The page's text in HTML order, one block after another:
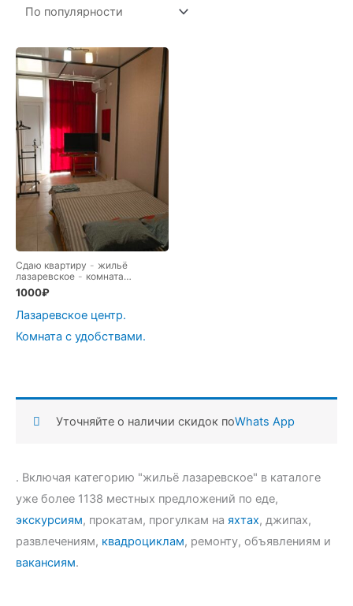
Сдаю квартиру - жильё
лазаревское - комната
лазаревское
Лазаревское жильё
лазаревское снять номер
снять номер
1000₽
Лазаревское центр.
Комната с удобствами.
Уточняйте о наличии скидок поWhats App
. Включая категорию "жильё лазаревское" в каталоге
уже более 1138 местных предложений по еде,
экскурсиям, прокатам, прогулкам на яхтах, джипах,
развлечениям, квадроциклам, ремонту, объявлениям и
вакансиям.